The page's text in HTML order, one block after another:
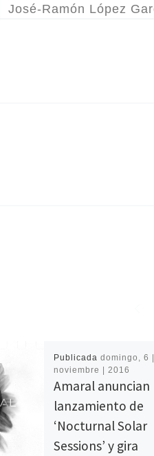
José-Ramón López
Publicada domingo, 6 |
noviembre | 2016
Amaral anuncian
lanzamiento de
‘Nocturnal Solar
Sessions’ y gira